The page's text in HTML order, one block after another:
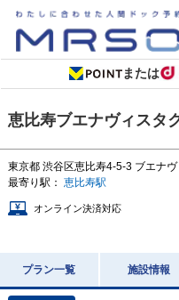
または
恵比寿ブエナヴィスタ
東京都 渋谷区恵比寿4-5-3 ブエナ
最寄り駅： 恵比寿駅
オンライン決済対応
プラン一覧 施設情報